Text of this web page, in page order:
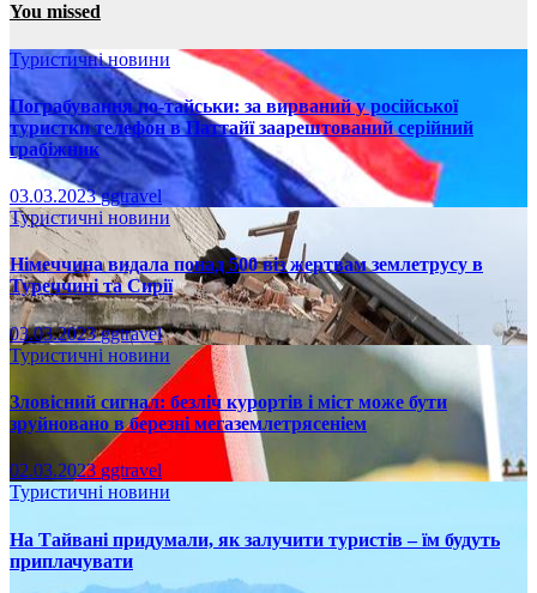
You missed
Туристичні новини
Пограбування по-тайськи: за вирваний у російської
туристки телефон в Паттайї заарештований серійний
грабіжник
03.03.2023ggtravel
Туристичні новини
Німеччина видала понад 500 віз жертвам землетрусу в
Туреччині та Сирії
03.03.2023ggtravel
Туристичні новини
Зловісний сигнал: безліч курортів і міст може бути
зруйновано в березні мегаземлетрясеніем
02.03.2023 ggtravel
Туристичні новини
На Тайвані придумали, як залучити туристів – їм будуть
приплачувати